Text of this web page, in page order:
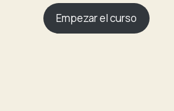
Empezar el curso